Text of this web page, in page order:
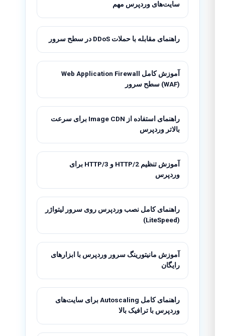
سایت‌های وردپرس مهم
راهنمای مقابله با حملات DDoS در سطح سرور
آموزش کامل Web Application Firewall
(WAF) سطح سرور
راهنمای استفاده از Image CDN برای سرعت
بالاتر وردپرس
آموزش تنظیم HTTP/2 و HTTP/3 برای
وردپرس
راهنمای کامل نصب وردپرس روی سرور لیتواژر
(LiteSpeed)
آموزش مانیتورینگ سرور وردپرس با ابزارهای
رایگان
راهنمای کامل Autoscaling برای سایت‌های
وردپرس با ترافیک بالا